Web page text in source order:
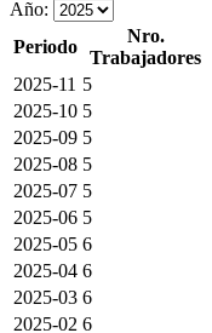
Año:
Periodo
Nro.
Trabajadores
2025-11 5
2025-10 5
2025-09 5
2025-08 5
2025-07 5
2025-06 5
2025-05 6
2025-04 6
2025-03 6
2025-02 6